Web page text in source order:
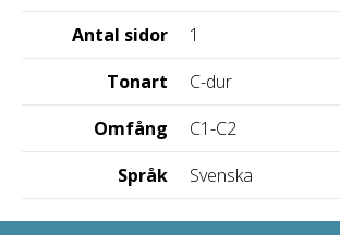
Antal sidor
1
Tonart
C-dur
Omfång
C1-C2
Språk
Svenska